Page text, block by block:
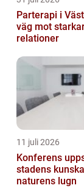
Parterapi i
väg mot
relationer
11 juli 2026
Konferens
stadens
naturens lugn